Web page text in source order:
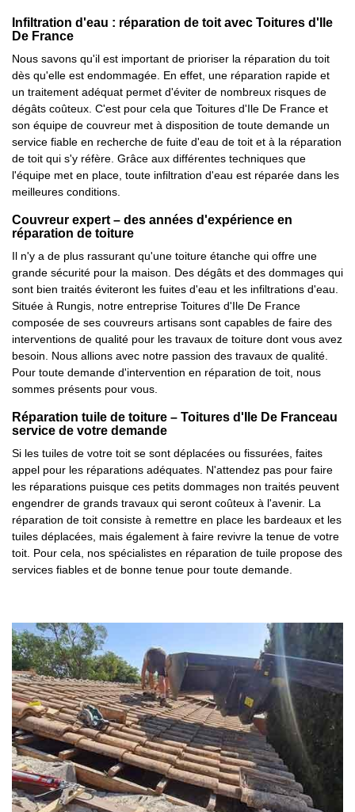
Infiltration d'eau : réparation de toit avec Toitures d'Ile
De France
Nous savons qu'il est important de prioriser la réparation du toit
dès qu'elle est endommagée. En effet, une réparation rapide et
un traitement adéquat permet d'éviter de nombreux risques de
dégâts coûteux. C'est pour cela que Toitures d'Ile De France et
son équipe de couvreur met à disposition de toute demande un
service fiable en recherche de fuite d'eau de toit et à la réparation
de toit qui s'y réfère. Grâce aux différentes techniques que
l'équipe met en place, toute infiltration d'eau est réparée dans les
meilleures conditions.
Couvreur expert – des années d'expérience en
réparation de toiture
Il n'y a de plus rassurant qu'une toiture étanche qui offre une
grande sécurité pour la maison. Des dégâts et des dommages qui
sont bien traités éviteront les fuites d'eau et les infiltrations d'eau.
Située à Rungis, notre entreprise Toitures d'Ile De France
composée de ses couvreurs artisans sont capables de faire des
interventions de qualité pour les travaux de toiture dont vous avez
besoin. Nous allions avec notre passion des travaux de qualité.
Pour toute demande d'intervention en réparation de toit, nous
sommes présents pour vous.
Réparation tuile de toiture – Toitures d'Ile De Franceau
service de votre demande
Si les tuiles de votre toit se sont déplacées ou fissurées, faites
appel pour les réparations adéquates. N'attendez pas pour faire
les réparations puisque ces petits dommages non traités peuvent
engendrer de grands travaux qui seront coûteux à l'avenir. La
réparation de toit consiste à remettre en place les bardeaux et les
tuiles déplacées, mais également à faire revivre la tenue de votre
toit. Pour cela, nos spécialistes en réparation de tuile propose des
services fiables et de bonne tenue pour toute demande.